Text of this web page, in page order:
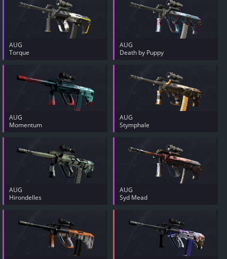
AUG
Torque
AUG
Death by Puppy
AUG
Momentum
AUG
Stymphale
AUG
Hirondelles
AUG
Syd Mead